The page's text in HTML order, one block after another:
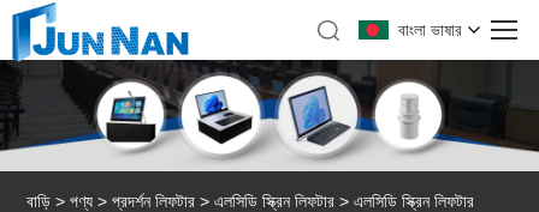
বাংলা ভাষার
বাড়ি > পণ্য >প্রদর্শন লিফটার >এলসিডি স্ক্রিন লিফটার > এলসিডি স্ক্রিন লিফটার